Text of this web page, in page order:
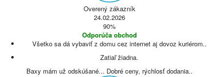
Overený zákazník
24.02.2026
90%
Odporúča obchod
Všetko sa dá vybaviť z domu cez internet aj dovoz kuriérom..
Zatiaľ žiadna.
Baxy mám už odskúšané... Dobré ceny, rýchlosť dodania..